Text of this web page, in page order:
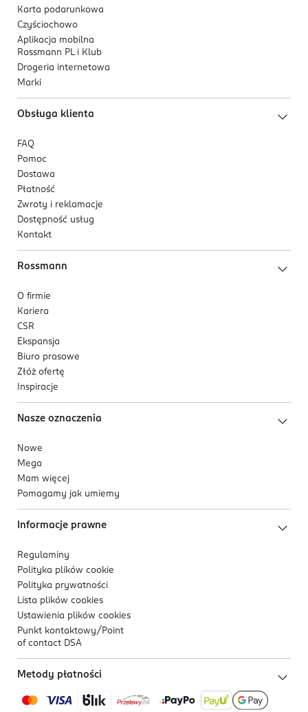
Karta podarunkowa
Czyściochowo
Aplikacja mobilna
Rossmann PL i Klub
Drogeria internetowa
Marki
Obsługa klienta
FAQ
Pomoc
Dostawa
Płatność
Zwroty i reklamacje
Dostępność usług
Kontakt
Rossmann
O firmie
Kariera
CSR
Ekspansja
Biuro prasowe
Złóż ofertę
Inspiracje
Nasze oznaczenia
Nowe
Mega
Mam więcej
Pomagamy jak umiemy
Informacje prawne
Regulaminy
Polityka plików cookie
Polityka prywatności
Lista plików cookies
Ustawienia plików cookies
Punkt kontaktowy/ Point
of contact DSA
Metody płatności